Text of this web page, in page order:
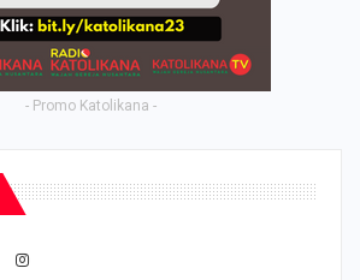
- Promo Katolikana -